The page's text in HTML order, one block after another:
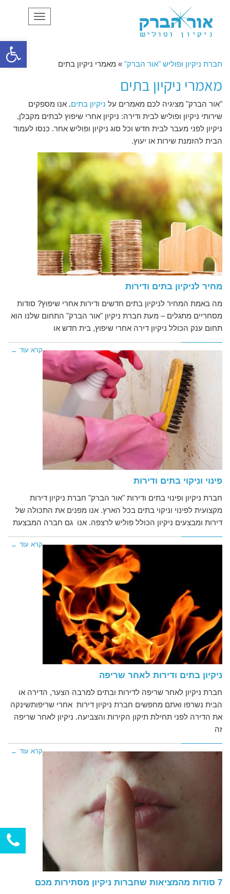
תפריט
חברת ניקיון ופוליש "אור הברק" » מאמרי ניקיון בתים
מאמרי ניקיון בתים
"אור הברק" מציגיה לכם מאמרים על ניקיון בתים. אנו מספקים
שירותי ניקיון ופוליש לבית ודירה: ניקיון אחרי שיפוץ לבתים מקבלן,
ניקיון לפני מעבר לבית חדש וכל סוג ניקיון ופוליש אחר. כנסו לעמוד
הבית להזמנת שירות או יעוץ.
מחיר לניקיון בתים ודירות
מה באמת המחיר לניקיון בתים חדשים ודירות אחרי שיפוץ? סודות
מסחריים מתגלים – מעת חברת ניקיון "אור הברק" התחום שלנו הוא
תחום ענק הכולל ניקיון דירה אחרי שיפוץ, בית חדש או
קרא עוד ←
פינוי וניקוי בתים ודירות
חברת ניקיון ופינוי בתים ודירות "אור הברק" חברת ניקיון דירות
מקצועית לפינוי וניקוי בתים בכל הארץ. אנו מפנים את התכולה של
דירות ומבצעים ניקיון הכולל פוליש לרצפה. אנו גם חברה המבצעת
קרא עוד ←
ניקיון בתים ודירות לאחר שריפה
חברת ניקיון לאחר שריפה לדירות ובתים למרבה הצער, הדירה או
הבית נשרפו ואתם מחפשים חברת ניקיון דירות אחרי שריפותשינקה
את הדירה לפני תחילת תיקון הקירות והצביעה. ניקיון לאחר שריפה
זה
קרא עוד ←
7 סודות מהמציאות שחברות ניקיון מסתירות מכם
פתח